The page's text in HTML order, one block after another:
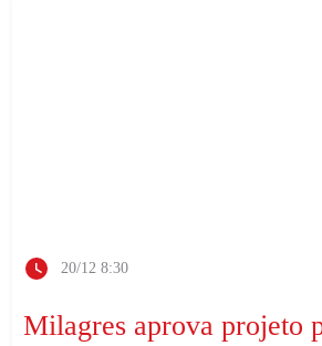
20/12 8:30
Milagres aprova projeto